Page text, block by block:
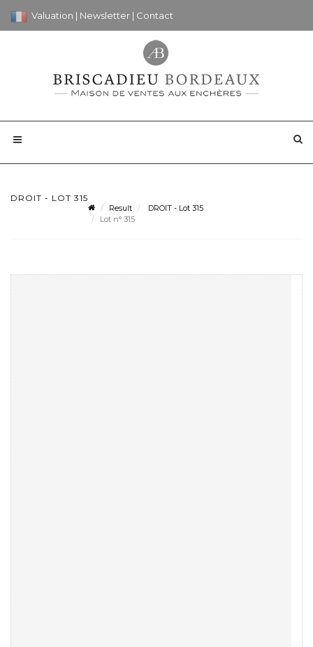
Valuation | Newsletter | Contact
DROIT - LOT 315
Result
DROIT - Lot 315
Lot n° 315